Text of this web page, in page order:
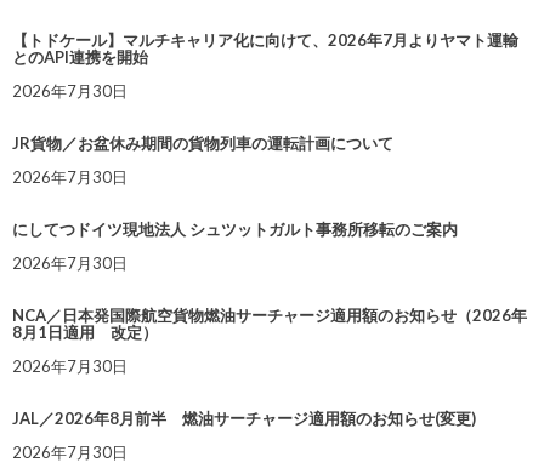
【トドケール】マルチキャリア化に向けて、2026年7月よりヤマト運輸
とのAPI連携を開始
2026年7月30日
JR貨物／お盆休み期間の貨物列車の運転計画について
2026年7月30日
にしてつドイツ現地法人 シュツットガルト事務所移転のご案内
2026年7月30日
NCA／日本発国際航空貨物燃油サーチャージ適用額のお知らせ（2026年
8月1日適用 改定）
2026年7月30日
JAL／2026年8月前半 燃油サーチャージ適用額のお知らせ(変更)
2026年7月30日